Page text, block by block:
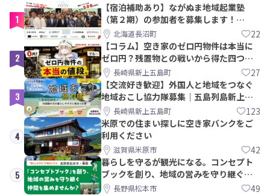
1
【宿泊補助あり】ながぬま地域起業塾
（第２期）の参加者を募集します！
【8/21〆】
北海道長沼町 22
2
【コラム】空き家のゼロ円物件は本当に
ゼロ円？残置物との戦いから得た四つの
教訓｜新上五島町
長崎県新上五島町 27
3
【交流好き歓迎】外国人と地域をつなぐ
地域おこし協力隊募集｜五島列島新上五
島町長崎県新上五島町 123
4
米原での住まい探しに空き家バンクをご
利用ください
滋賀県米原市 42
5
暮らしを守るが観光になる。コンセプト
ブックを創り、地域の営みを守り継ぐ仲
間を集めませんか？
長野県松本市 49